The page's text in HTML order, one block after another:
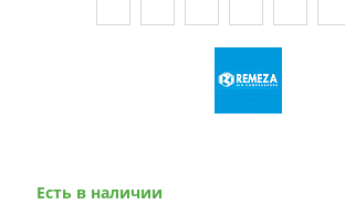
Есть в наличии